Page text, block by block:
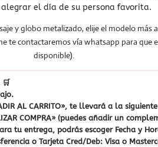
el día de su persona favorita.
y globo metalizado, elije el modelo más
te contactaremos vía whatsapp para que
disponible).
🛒
AL CARRITO», te llevará a la
COMPRA» (puedes añadir un
tu entrega, podrás escoger Fecha y
o Tarjeta Cred/Deb: Visa o